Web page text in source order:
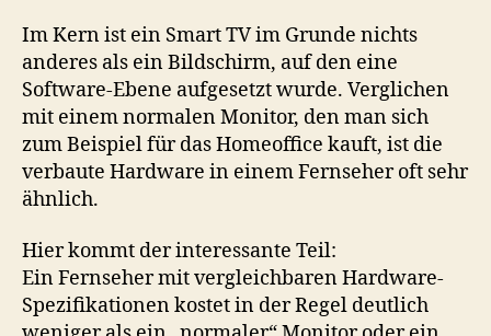
Im Kern ist ein Smart TV im Grunde nichts
anderes als ein Bildschirm, auf den eine
Software-Ebene aufgesetzt wurde. Verglichen
mit einem normalen Monitor, den man sich
zum Beispiel für das Homeoffice kauft, ist die
verbaute Hardware in einem Fernseher oft sehr
ähnlich.
Hier kommt der interessante Teil:
Ein Fernseher mit vergleichbaren Hardware-
Spezifikationen kostet in der Regel deutlich